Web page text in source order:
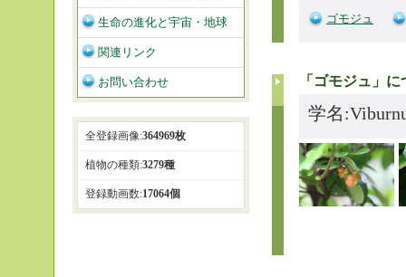
ゴモジュ
「ゴモジュ」
学名
生命の進化と宇宙・地球
関連リンク
お問い合わせ
全登録画像:364969枚
植物の種類:3279種
登録動画数:17064個